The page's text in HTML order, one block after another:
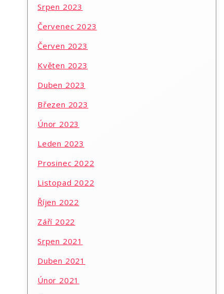
Srpen 2023
Červenec 2023
Červen 2023
Květen 2023
Duben 2023
Březen 2023
Únor 2023
Leden 2023
Prosinec 2022
Listopad 2022
Říjen 2022
Září 2022
Srpen 2021
Duben 2021
Únor 2021